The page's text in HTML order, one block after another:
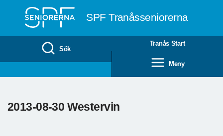
SPF Tranåsseniorerna
Sök
Tranås Start
Meny
2013-08-30 Westervin